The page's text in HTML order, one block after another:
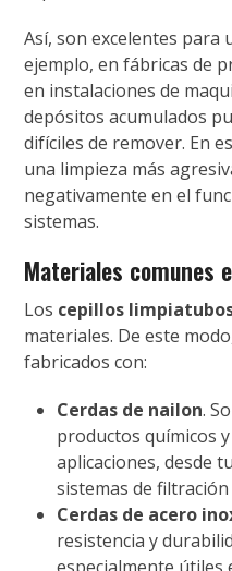
Así, son excelentes
ejemplo, en fábricas de
en instalaciones de
depósitos acumulados
difíciles de remover. En
una limpieza más
negativamente en el
sistemas.
Materiales comunes
Los cepillos
materiales. De este
fabricados con:
Cerdas de nailon.
productos químicos
aplicaciones, desde
sistemas de
Cerdas de acero
resistencia y